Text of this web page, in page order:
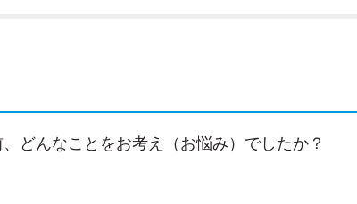
どんなことをお考え（お悩み）でしたか？